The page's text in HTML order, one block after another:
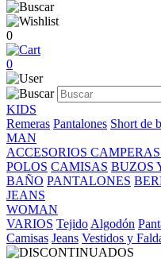
0
0
KIDS
Remeras Pantalones Short de
MAN
ACCESORIOS
POLOS CAMISAS BUZOS
BAÑO PANTALONES
JEANS
WOMAN
VARIOS Tejido Algodón
Camisas Jeans Vestidos y